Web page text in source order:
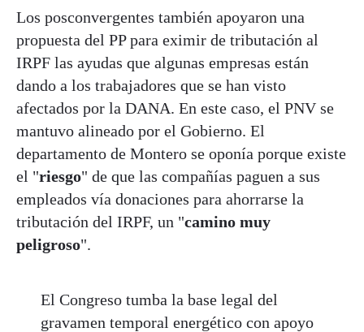
Los posconvergentes también apoyaron una
propuesta del PP para eximir de tributación al
IRPF las ayudas que algunas empresas están
dando a los trabajadores que se han visto
afectados por la DANA. En este caso, el PNV se
mantuvo alineado por el Gobierno. El
departamento de Montero se oponía porque existe
el "riesgo" de que las compañías paguen a sus
empleados vía donaciones para ahorrarse la
tributación del IRPF, un "camino muy
peligroso".
El Congreso tumba la base legal del
gravamen temporal energético con apoyo